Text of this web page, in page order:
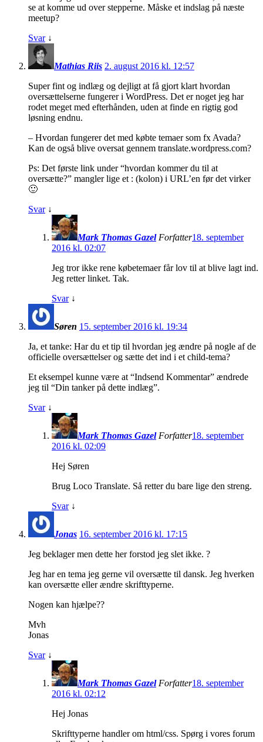
se at komme ud over stepperne. Måske et indslag på næste
meetup?
Svar ↓
Mathias Riis 2. august 2016 kl. 12:57
Super fint og indlæg og dejligt at få gjort klart hvordan
oversættelserne fungerer i WordPress. Det er noget jeg har
rodet meget med efterhånden, uden at finde en rigtig god
løsning endnu.
– Hvordan fungerer det med købte temaer som fx Avada?
Kan de også blive oversat gennem translate.wordpress.com?
Ps: Det første link under “hvordan kommer du til at
oversætte?” mangler lige et : (kolon) i URL’en før det virker
🙂
Svar ↓
Mark Thomas Gazel Forfatter18. september
2016 kl. 02:07
Jeg tror ikke rene købetemaer får lov til at blive lagt ind.
Jeg retter linket. Tak.
Svar ↓
Søren 15. september 2016 kl. 19:34
Ja, et tanke: Har du et tip til hvordan jeg ændre på nogle af de
officielle oversættelser og sætte det ind i et child-tema?
Et eksempel kunne være at “Indsend Kommentar” ændrede
jeg til “Din tanker på dette indlæg”.
Svar ↓
Mark Thomas Gazel Forfatter18. september
2016 kl. 02:09
Hej Søren
Brug Loco Translate. Så retter du bare lige den streng.
Svar ↓
Jonas 16. september 2016 kl. 17:15
Jeg beklager men dette her forstod jeg slet ikke. ?
Jeg har en tema jeg gerne vil oversætte til dansk. Jeg hverken
kan oversætte eller ændre skrifttyperne.
Nogen kan hjælpe??
Mvh
Jonas
Svar ↓
Mark Thomas Gazel Forfatter18. september
2016 kl. 02:12
Hej Jonas
Skrifttyperne handler om html/css. Spørg i vores forum